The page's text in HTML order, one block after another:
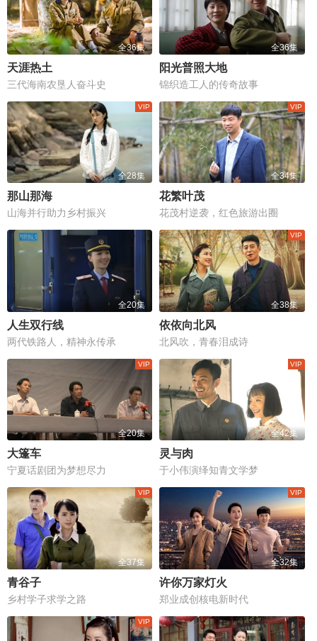
全36集
天涯热土
三代海南农垦人奋斗史
全36集
阳光普照大地
锦织造工人的传奇故事
全28集
那山那海
山海并行助力乡村振兴
全34集
花繁叶茂
花茂村逆袭，红色旅游出圈
全20集
人生双行线
两代铁路人，精神永传承
全38集
依依向北风
北风吹，青春泪成诗
全20集
大篷车
宁夏话剧团为梦想尽力
全42集
灵与肉
于小伟演绎知青文学梦
全37集
青谷子
乡村学子求学之路
全32集
许你万家灯火
郑业成创核电新时代